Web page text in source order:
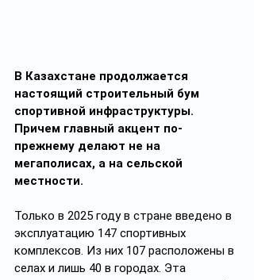
В Казахстане продолжается
настоящий строительный бум
спортивной инфраструктуры.
Причем главный акцент по-
прежнему делают не на
мегаполисах, а на сельской
местности.
Только в 2025 году в стране введено в
эксплуатацию 147 спортивных
комплексов. Из них 107 расположены в
селах и лишь 40 в городах. Эта